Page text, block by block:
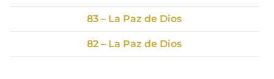
83 – La Paz de Dios
82 – La Paz de Dios